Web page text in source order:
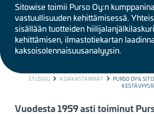
Sitowise toimii Purso Oy:n kumppanina
vastuullisuuden kehittämisessä.
sisällään tuotteiden
kehittämisen, ilmastotiekartan
kaksoisolennaisuusanalyysin.
BREADCRUMB
ETUSIVU ASIAKASTARINAT
PURSO OY &
Vuodesta 1959 asti toiminut